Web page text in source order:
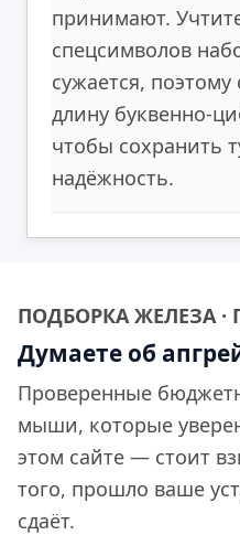
принимают.
спецсимволов
сужается,
длину буквенно-
чтобы сохранить
надёжность.
ПОДБОРКА ЖЕЛЕЗА ·
Думаете об
Проверенные
мыши, которые
этом сайте — стоит
того, прошло ваше
сдаёт.